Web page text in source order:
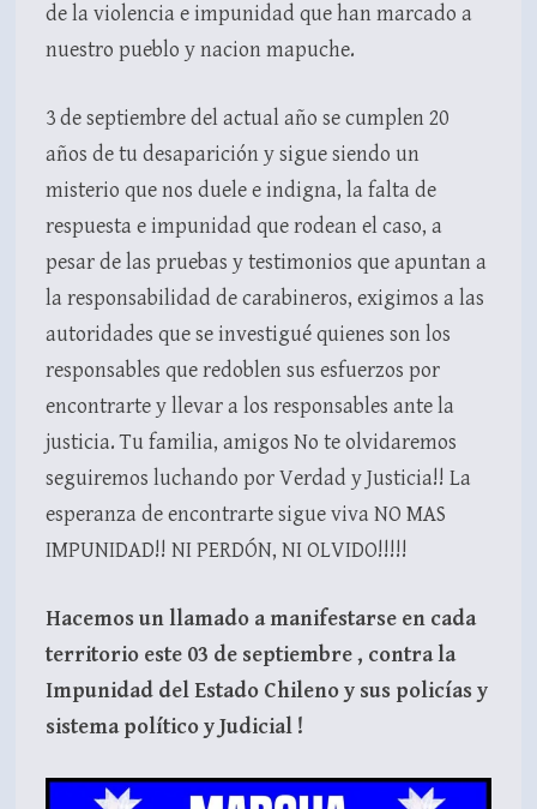
de la violencia e impunidad que han marcado a
nuestro pueblo y nacion mapuche.
3 de septiembre del actual año se cumplen 20
años de tu desaparición y sigue siendo un
misterio que nos duele e indigna, la falta de
respuesta e impunidad que rodean el caso, a
pesar de las pruebas y testimonios que apuntan a
la responsabilidad de carabineros, exigimos a las
autoridades que se investigué quienes son los
responsables que redoblen sus esfuerzos por
encontrarte y llevar a los responsables ante la
justicia. Tu familia, amigos No te olvidaremos
seguiremos luchando por Verdad y Justicia!! La
esperanza de encontrarte sigue viva NO MAS
IMPUNIDAD!! NI PERDÓN, NI OLVIDO!!!!!
Hacemos un llamado a manifestarse en cada
territorio este 03 de septiembre , contra la
Impunidad del Estado Chileno y sus policías y
sistema político y Judicial !